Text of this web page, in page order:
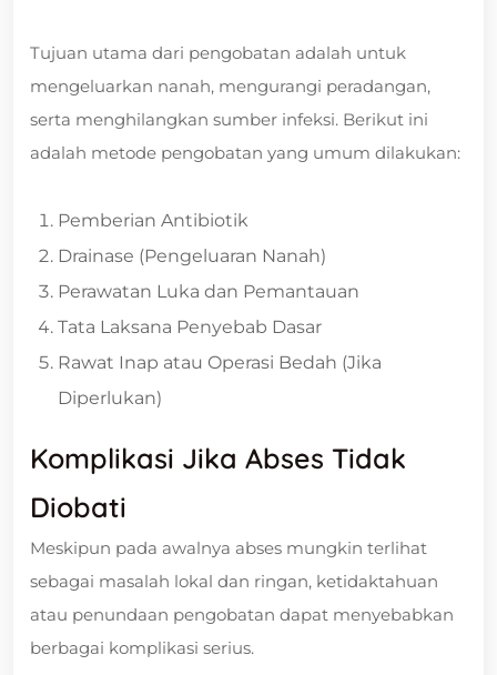
Tujuan utama dari pengobatan adalah untuk
mengeluarkan nanah, mengurangi peradangan,
serta menghilangkan sumber infeksi. Berikut ini
adalah metode pengobatan yang umum dilakukan:
Pemberian Antibiotik
Drainase (Pengeluaran Nanah)
Perawatan Luka dan Pemantauan
Tata Laksana Penyebab Dasar
Rawat Inap atau Operasi Bedah (Jika
Diperlukan)
Komplikasi Jika Abses Tidak
Diobati
Meskipun pada awalnya abses mungkin terlihat
sebagai masalah lokal dan ringan, ketidaktahuan
atau penundaan pengobatan dapat menyebabkan
berbagai komplikasi serius.